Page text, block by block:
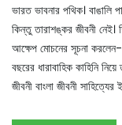
ভারত ভাবনার পথিক।
কিন্তু তারাশঙ্কর জীবনী
আক্ষেপ মোচনের সূচনা
বছরের ধারাবাহিক কাহিনি
জীবনী বাংলা জীবনী